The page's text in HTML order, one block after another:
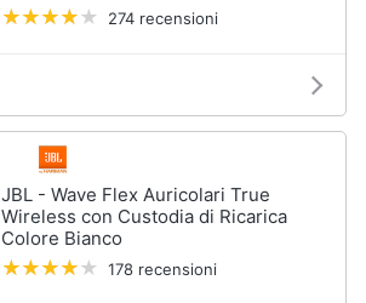
274 recensioni
JBL - Wave Flex Auricolari True
Wireless con Custodia di Ricarica
Colore Bianco
178 recensioni